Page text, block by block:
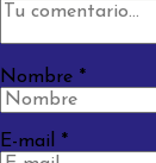
Nombre *
E-mail *